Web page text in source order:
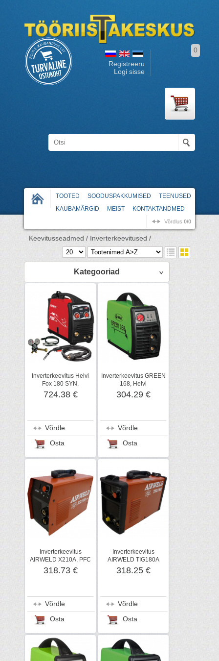
Registreeru
Logi sisse
0
TOOTED SOODUSPAKKUMISED
TEENUSED
KAUBAMÄRGID
MEIST KONTAKTANDMED
Võrdlus 0/0
Keevitusseadmed / Inverterkeevitused /
Kategooriad
Inverterkeevitus Helvi
Fox 180 SYN,
kombineeritud
724.38 €
Võrdle
Osta
Inverterkeevitus GREEN
168, Helvi
304.29 €
Võrdle
Osta
Inverterkeevitus
AIRWELD X210A, PFC
318.73 €
Võrdle
Osta
Inverterkeevitus
AIRWELD TIG180A
318.25 €
Võrdle
Osta